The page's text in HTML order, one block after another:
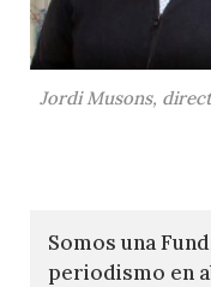
Jordi Musons,
Somos una
periodismo en